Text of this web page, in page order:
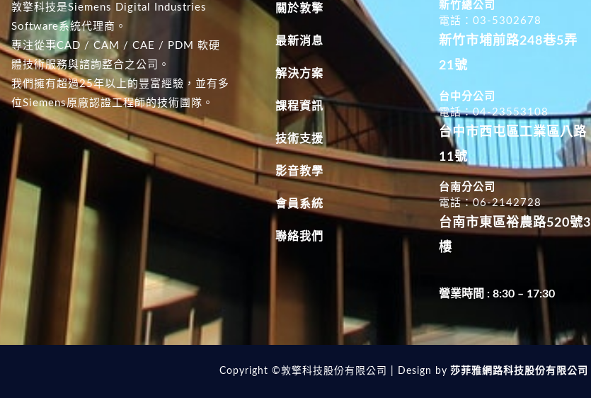
敦擎科技是Siemens Digital Industries
Software系統代理商。
專注從事CAD / CAM / CAE / PDM 軟硬
體技術服務與諮詢整合之公司。
我們擁有超過25年以上的豐富經驗，並有多
位Siemens原廠認證工程師的技術團隊。
關於敦擎
最新消息
解決方案
課程資訊
技術支援
影音教學
會員系統
聯絡我們
新竹總公司
電話：03-5302678
新竹市埔前路248巷5弄
21號
台中分公司
電話：04-23553108
台中市西屯區工業區八路
11號
台南分公司
電話：06-2142728
台南市東區裕農路520號3
樓
營業時間 : 8:30 – 17:30
Copyright ©敦擎科技股份有限公司 | Design by 莎菲雅網路科技股份有限公司